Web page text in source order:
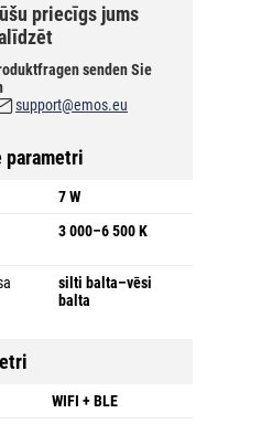
priecīgs jums
senden Sie
support@emos.eu
parametri
7 W
3 000–6 500 K
silti balta–vēsi
balta
WIFI + BLE